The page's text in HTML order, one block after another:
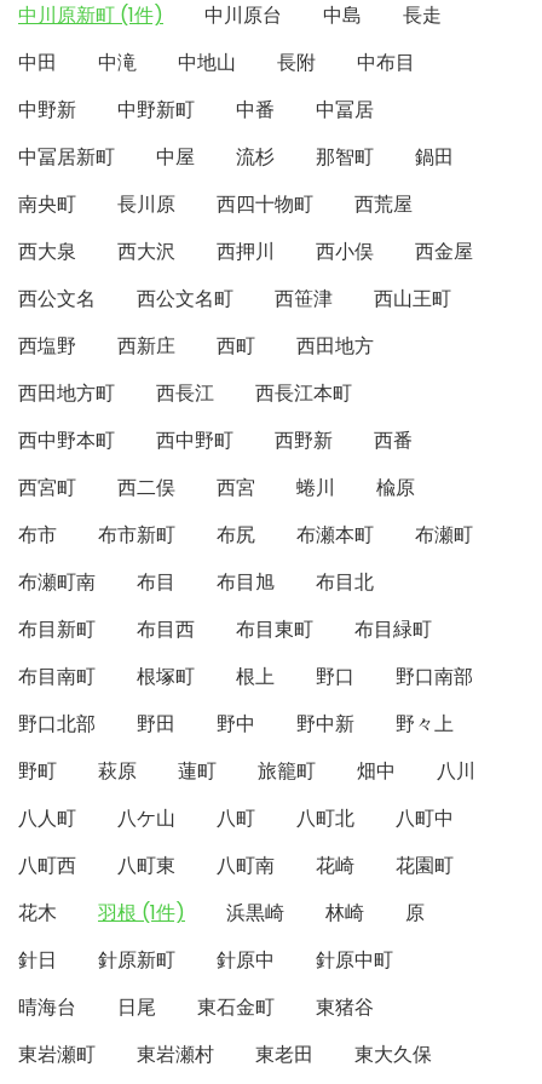
中川原新町 (1件)
中川原台 中島
長走
中田
中滝 中地山 長附
中布目
中野新
中野新町 中番
中冨居
中冨居新町
中屋 流杉 那智町
鍋田
南央町
長川原 西四十物町
西荒屋
西大泉
西大沢 西押川 西小俣
西金屋
西公文名
西公文名町 西笹津
西山王町
西塩野
西新庄 西町
西田地方
西田地方町
西長江
西長江本町
西中野本町
西中野町 西野新
西番
西宮町
西二俣 西宮 蜷川
楡原
布市
布市新町 布尻 布瀬本町
布瀬町
布瀬町南
布目 布目旭
布目北
布目新町
布目西 布目東町
布目緑町
布目南町
根塚町 根上 野口
野口南部
野口北部
野田 野中 野中新
野々上
野町
萩原 蓮町 旅籠町 畑中
八川
八人町
八ケ山 八町 八町北
八町中
八町西
八町東 八町南 花崎
花園町
花木
羽根 (1件) 浜黒崎 林崎
原
針日
針原新町 針原中
針原中町
晴海台
日尾 東石金町
東猪谷
東岩瀬町
東岩瀬村 東老田 東大久保